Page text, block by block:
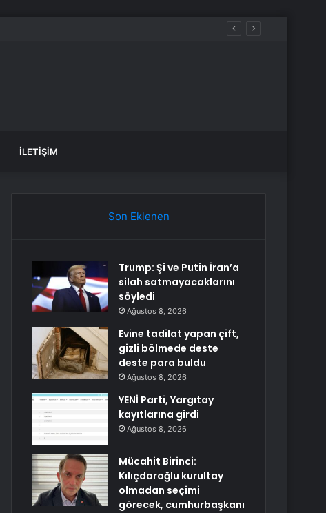
İLETIŞIM
Son Eklenen
Trump: Şi ve Putin İran’a
silah satmayacaklarını
söyledi
Ağustos 8, 2026
Evine tadilat yapan çift,
gizli bölmede deste
deste para buldu
Ağustos 8, 2026
YENİ Parti, Yargıtay
kayıtlarına girdi
Ağustos 8, 2026
Mücahit Birinci:
Kılıçdaroğlu kurultay
olmadan seçimi
görecek, cumhurbaşkanı